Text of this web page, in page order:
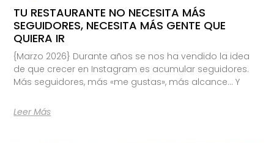
TU RESTAURANTE NO NECESITA MÁS
SEGUIDORES, NECESITA MÁS GENTE QUE
QUIERA IR
{Marzo 2026} Durante años se nos ha vendido la idea
de que crecer en Instagram es acumular seguidores.
Más seguidores, más «me gustas», más alcance… Y
Leer Más